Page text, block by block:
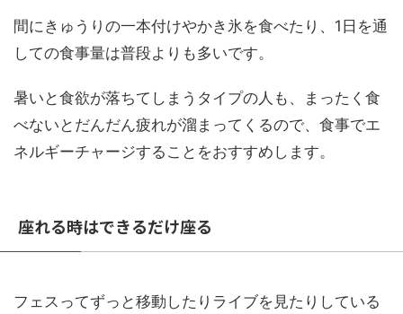
間にきゅうりの一本付けやかき氷を食べたり、1日を通
しての食事量は普段よりも多いです。
暑いと食欲が落ちてしまうタイプの人も、まったく食
べないとだんだん疲れが溜まってくるので、食事でエ
ネルギーチャージすることをおすすめします。
座れる時はできるだけ座る
フェスってずっと移動したりライブを見たりしている